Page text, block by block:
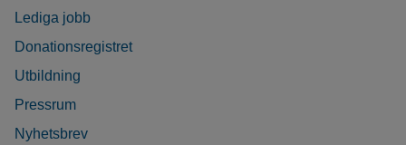
Lediga jobb
Donationsregistret
Utbildning
Pressrum
Nyhetsbrev